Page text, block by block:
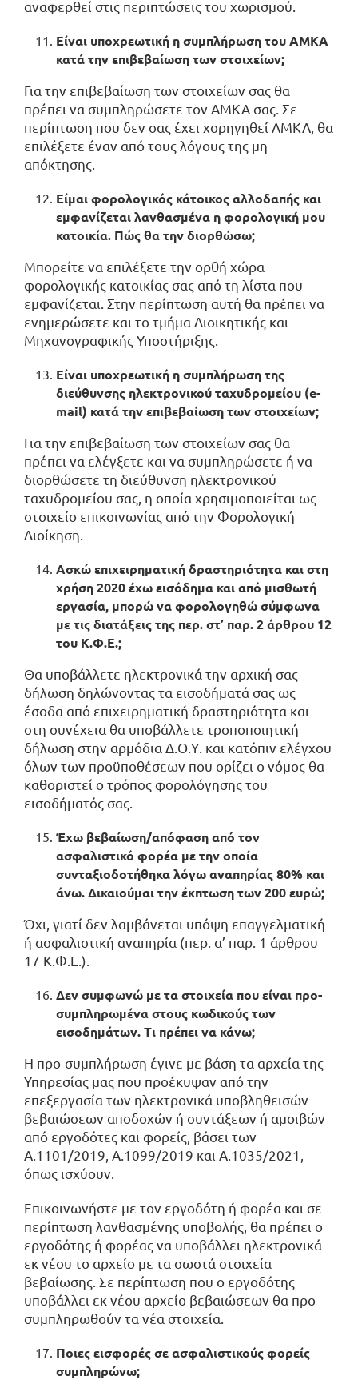
αναφερθεί στις περιπτώσεις του χωρισμού.
Είναι υποχρεωτική η συμπλήρωση του ΑΜΚΑ
κατά την επιβεβαίωση των στοιχείων;
Για την επιβεβαίωση των στοιχείων σας θα
πρέπει να συμπληρώσετε τον ΑΜΚΑ σας. Σε
περίπτωση που δεν σας έχει χορηγηθεί ΑΜΚΑ, θα
επιλέξετε έναν από τους λόγους της μη
απόκτησης.
Είμαι φορολογικός κάτοικος αλλοδαπής και
εμφανίζεται λανθασμένα η φορολογική μου
κατοικία. Πώς θα την διορθώσω;
Μπορείτε να επιλέξετε την ορθή χώρα
φορολογικής κατοικίας σας από τη λίστα που
εμφανίζεται. Στην περίπτωση αυτή θα πρέπει να
ενημερώσετε και το τμήμα Διοικητικής και
Μηχανογραφικής Υποστήριξης.
Είναι υποχρεωτική η συμπλήρωση της
διεύθυνσης ηλεκτρονικού ταχυδρομείου (e-
mail) κατά την επιβεβαίωση των στοιχείων;
Για την επιβεβαίωση των στοιχείων σας θα
πρέπει να ελέγξετε και να συμπληρώσετε ή να
διορθώσετε τη διεύθυνση ηλεκτρονικού
ταχυδρομείου σας, η οποία χρησιμοποιείται ως
στοιχείο επικοινωνίας από την Φορολογική
Διοίκηση.
Ασκώ επιχειρηματική δραστηριότητα και στη
χρήση 2020 έχω εισόδημα και από μισθωτή
εργασία, μπορώ να φορολογηθώ σύμφωνα
με τις διατάξεις της περ. στ’ παρ. 2 άρθρου 12
του Κ.Φ.Ε.;
Θα υποβάλλετε ηλεκτρονικά την αρχική σας
δήλωση δηλώνοντας τα εισοδήματά σας ως
έσοδα από επιχειρηματική δραστηριότητα και
στη συνέχεια θα υποβάλλετε τροποποιητική
δήλωση στην αρμόδια Δ.Ο.Υ. και κατόπιν ελέγχου
όλων των προϋποθέσεων που ορίζει ο νόμος θα
καθοριστεί ο τρόπος φορολόγησης του
εισοδήματός σας.
Έχω βεβαίωση/απόφαση από τον
ασφαλιστικό φορέα με την οποία
συνταξιοδοτήθηκα λόγω αναπηρίας 80% και
άνω. Δικαιούμαι την έκπτωση των 200 ευρώ;
Όχι, γιατί δεν λαμβάνεται υπόψη επαγγελματική
ή ασφαλιστική αναπηρία (περ. α’ παρ. 1 άρθρου
17 Κ.Φ.Ε.).
Δεν συμφωνώ με τα στοιχεία που είναι προ-
συμπληρωμένα στους κωδικούς των
εισοδημάτων. Τι πρέπει να κάνω;
Η προ-συμπλήρωση έγινε με βάση τα αρχεία της
Υπηρεσίας μας που προέκυψαν από την
επεξεργασία των ηλεκτρονικά υποβληθεισών
βεβαιώσεων αποδοχών ή συντάξεων ή αμοιβών
από εργοδότες και φορείς, βάσει των
Α.1101/2019, Α.1099/2019 και Α.1035/2021,
όπως ισχύουν.
Επικοινωνήστε με τον εργοδότη ή φορέα και σε
περίπτωση λανθασμένης υποβολής, θα πρέπει ο
εργοδότης ή φορέας να υποβάλλει ηλεκτρονικά
εκ νέου το αρχείο με τα σωστά στοιχεία
βεβαίωσης. Σε περίπτωση που ο εργοδότης
υποβάλλει εκ νέου αρχείο βεβαιώσεων θα προ-
συμπληρωθούν τα νέα στοιχεία.
Ποιες εισφορές σε ασφαλιστικούς φορείς
συμπληρώνω;